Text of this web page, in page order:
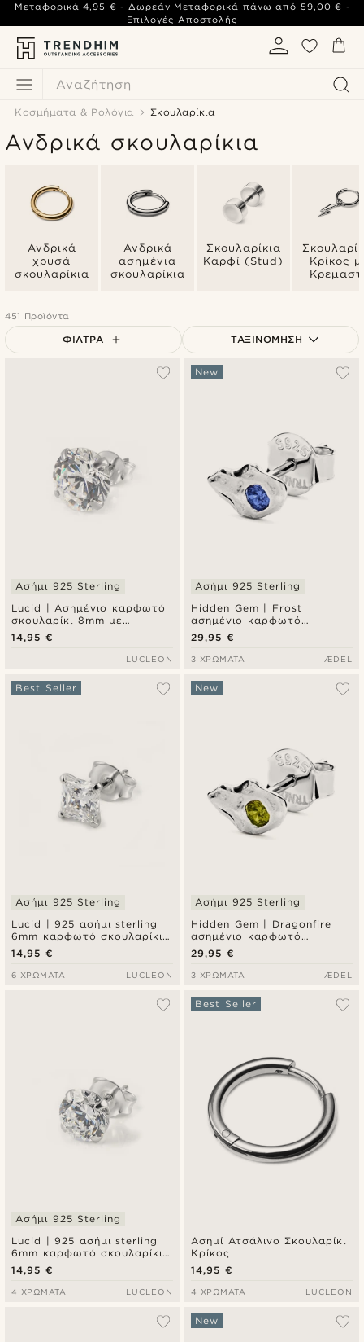
Αναζήτηση
Μεταφορικά 4,95 € - Δωρεάν Μεταφορικά πάνω από 59,00 € -
Επιλογές Αποστολής
Κοσμήματα & Ρολόγια Σκουλαρίκια
Ανδρικά σκουλαρίκια
Ανδρικά
χρυσά
σκουλαρίκια
Ανδρικά
ασημένια
σκουλαρίκια
Σκουλαρίκια
Καρφί (Stud)
Κρίκος
451 Προϊόντα
ΦΊΛΤΡΑ ΤΑΞΙΝΌΜΗΣΗ
Δημοφιλέστερα
Lucid | Ασημένιο καρφωτό
σκουλαρίκι 8mm με
στρογγυλό ζιργκόν από
sterling ασήμι 925
Ασήμι 925 Sterling
14,95 €
LUCLEON
Hidden Gem | Frost
ασημένιο καρφωτό
σκουλαρίκι από ασήμι 925
sterling
New
Ασήμι 925 Sterling
29,95 €
3 ΧΡΏΜΑΤΑ ÆDEL
Lucid | 925 ασήμι sterling
6mm καρφωτό σκουλαρίκι
με τετράγωνο ζιργκόν
Best Seller
Ασήμι 925 Sterling
14,95 €
6 ΧΡΏΜΑΤΑ LUCLEON
Hidden Gem | Dragonfire
ασημένιο καρφωτό
σκουλαρίκι από ασήμι 925
sterling
New
Ασήμι 925 Sterling
29,95 €
3 ΧΡΏΜΑΤΑ ÆDEL
Lucid | 925 ασήμι sterling
6mm καρφωτό σκουλαρίκι
με στρογγυλό ζιργκόν
Ασήμι 925 Sterling
14,95 €
4 ΧΡΏΜΑΤΑ LUCLEON
Ασημί Ατσάλινο Σκουλαρίκι
Κρίκος
Best Seller
14,95 €
4 ΧΡΏΜΑΤΑ LUCLEON
New